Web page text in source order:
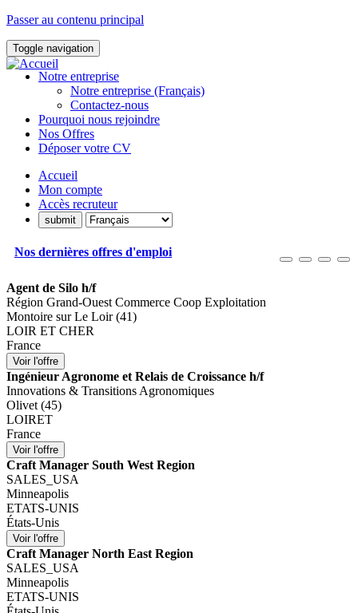
Passer au contenu principal
Toggle navigation
Notre entreprise
Notre entreprise (Français)
Contactez-nous
Pourquoi nous rejoindre
Nos Offres
Déposer votre CV
Accueil
Mon compte
Accès recruteur
Nos dernières offres d'emploi
Agent de Silo h/f
Région Grand-Ouest Commerce Coop Exploitation
Montoire sur Le Loir (41)
LOIR ET CHER
France
Ingénieur Agronome et Relais de Croissance h/f
Innovations & Transitions Agronomiques
Olivet (45)
LOIRET
France
Craft Manager South West Region
SALES_USA
Minneapolis
ETATS-UNIS
États-Unis
Craft Manager North East Region
SALES_USA
Minneapolis
ETATS-UNIS